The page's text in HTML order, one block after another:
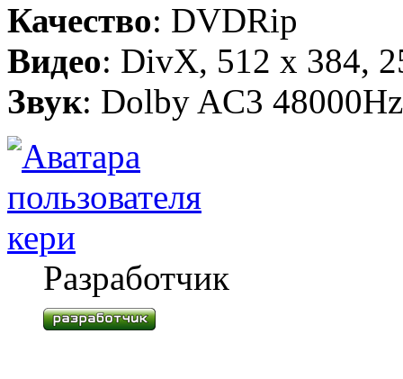
Качество: DVDRip
Видео: DivX, 512 x 384,
Звук: Dolby AC3
кери
Разработчик